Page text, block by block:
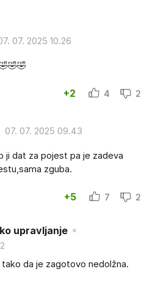
07. 2025 10.26
+2 4 2
07. 07. 2025 09.43
ji dat za pojest pa je zadeva
zguba.
+5 7 2
upravljanje
da je zagotovo nedolžna.